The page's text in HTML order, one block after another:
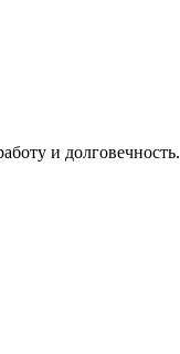
и долговечность.